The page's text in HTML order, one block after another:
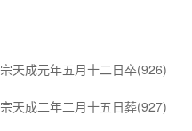
天成元年五月十二日卒(926)
天成二年二月十五日葬(927)